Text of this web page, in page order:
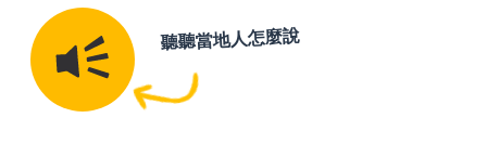
聽聽當地人怎麼說